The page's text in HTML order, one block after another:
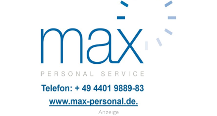
Anzeige